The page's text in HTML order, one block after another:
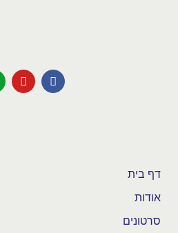
דף בית
אודות
סרטונים